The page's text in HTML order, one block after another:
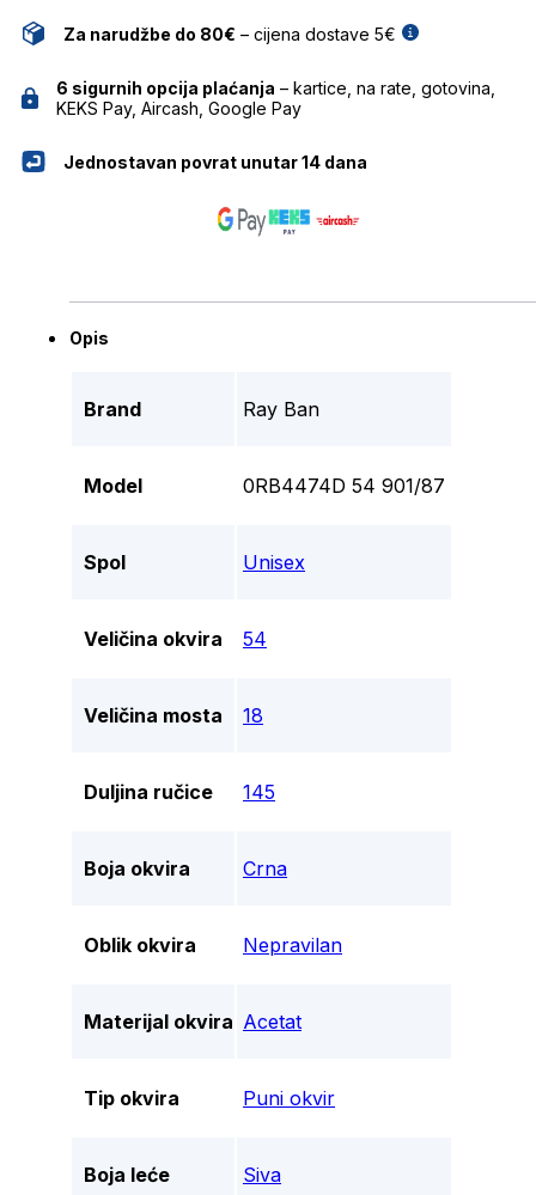
Za narudžbe do 80€ – cijena dostave 5€
6 sigurnih opcija plaćanja – kartice, na rate, gotovina,
KEKS Pay, Aircash, Google Pay
Jednostavan povrat unutar 14 dana
Opis
Brand Ray Ban
Model 0RB4474D 54 901/87
Spol Unisex
Veličina okvira 54
Veličina mosta 18
Duljina ručice 145
Boja okvira Crna
Oblik okvira Nepravilan
Materijal okvira Acetat
Tip okvira Puni okvir
Boja leće Siva